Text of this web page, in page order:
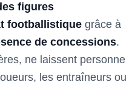
figures
footballistique grâce à
de concessions.
ne laissent personne
les entraîneurs ou